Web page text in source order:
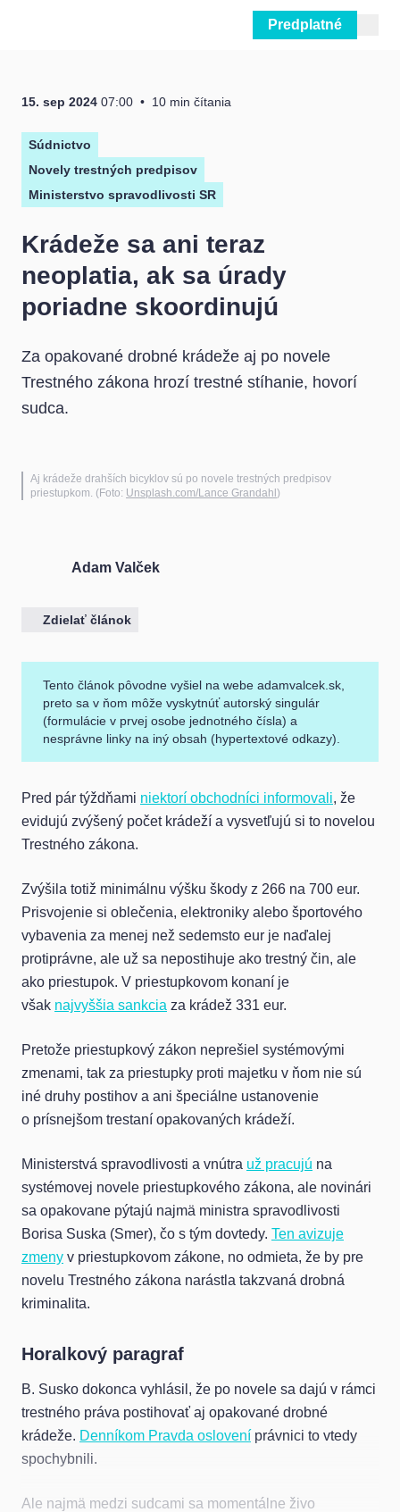
Predplatné
15. sep 2024 07:00 10 min čítania
Súdnictvo
Novely trestných predpisov
Ministerstvo spravodlivosti SR
Krádeže sa ani teraz
neoplatia, ak sa úrady
poriadne skoordinujú
Za opakované drobné krádeže aj po novele
Trestného zákona hrozí trestné stíhanie, hovorí
sudca.
Aj krádeže drahších bicyklov sú po novele trestných predpisov
priestupkom. (Foto: Unsplash.com/Lance Grandahl )
Adam Valček
Zdielať článok
Tento článok pôvodne vyšiel na webe adamvalcek.sk,
preto sa v ňom môže vyskytnúť autorský singulár
(formulácie v prvej osobe jednotného čísla) a
nesprávne linky na iný obsah (hypertextové odkazy).
Pred pár týždňami niektorí obchodníci informovali, že
evidujú zvýšený počet krádeží a vysvetľujú si to novelou
Trestného zákona.
Zvýšila totiž minimálnu výšku škody z 266 na 700 eur.
Prisvojenie si oblečenia, elektroniky alebo športového
vybavenia za menej než sedemsto eur je naďalej
protiprávne, ale už sa nepostihuje ako trestný čin, ale
ako priestupok. V priestupkovom konaní je
však najvyššia sankcia za krádež 331 eur.
Pretože priestupkový zákon neprešiel systémovými
zmenami, tak za priestupky proti majetku v ňom nie sú
iné druhy postihov a ani špeciálne ustanovenie
o prísnejšom trestaní opakovaných krádeží.
Ministerstvá spravodlivosti a vnútra už pracujú na
systémovej novele priestupkového zákona, ale novinári
sa opakovane pýtajú najmä ministra spravodlivosti
Borisa Suska (Smer), čo s tým dovtedy. Ten avizuje
zmeny v priestupkovom zákone, no odmieta, že by pre
novelu Trestného zákona narástla takzvaná drobná
kriminalita.
Horalkový paragraf
B. Susko dokonca vyhlásil, že po novele sa dajú v rámci
trestného práva postihovať aj opakované drobné
krádeže. Denníkom Pravda oslovení právnici to vtedy
spochybnili.
Ale najmä medzi sudcami sa momentálne živo